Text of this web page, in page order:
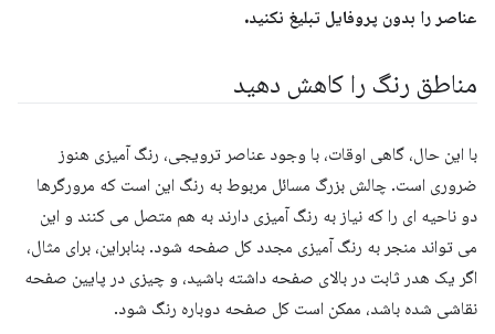
عناصر را بدون پروفایل تبلیغ نکنید.
مناطق رنگ را کاهش دهید
با این حال، گاهی اوقات، با وجود عناصر ترویجی، رنگ آمیزی هنوز
ضروری است. چالش بزرگ مسائل مربوط به رنگ این است که مرورگرها
دو ناحیه ای را که نیاز به رنگ آمیزی دارند به هم متصل می کنند و این
می تواند منجر به رنگ آمیزی مجدد کل صفحه شود. بنابراین، برای مثال،
اگر یک هدر ثابت در بالای صفحه داشته باشید، و چیزی در پایین صفحه
نقاشی شده باشد، ممکن است کل صفحه دوباره رنگ شود.